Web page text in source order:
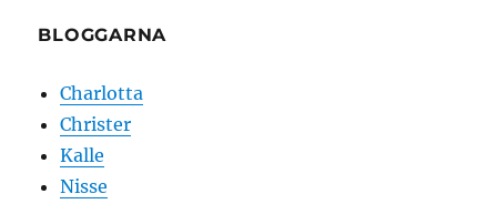
BLOGGARNA
Charlotta
Christer
Kalle
Nisse